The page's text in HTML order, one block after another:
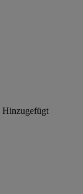
Hinzugefügt